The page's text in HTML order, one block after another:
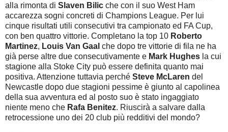
alla rimonta di Slaven Bilic che con il suo West Ham
accarezza sogni concreti di Champions League. Per lui
cinque risultati utili consecutivi tra campionato ed FA Cup,
con ben quattro vittorie. Completano la top 10 Roberto
Martinez, Louis Van Gaal che dopo tre vittorie di fila ne ha
già perse altre due consecutivamente e Mark Hughes la cui
stagione alla Stoke City può essere definita quanto mai
positiva. Attenzione tuttavia perché Steve McLaren del
Newcastle dopo due stagioni pessime è giunto al capolinea
della sua avventura ed al posto suo è stato ingaggiato
niente meno che Rafa Benitez. Riuscirà a salvare dalla
retrocessione uno dei 20 club più redditivi del mondo?